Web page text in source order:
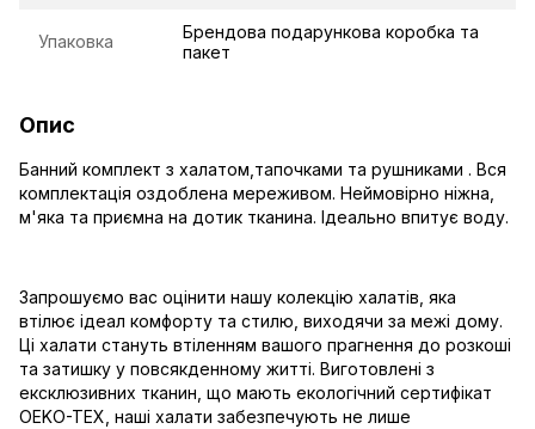
Упаковка
Брендова подарункова коробка та
пакет
Опис
Банний комплект з халатом,тапочками та рушниками . Вся
комплектація оздоблена мереживом. Неймовірно ніжна,
м'яка та приємна на дотик тканина. Ідеально впитує воду.
Запрошуємо вас оцінити нашу колекцію халатів, яка
втілює ідеал комфорту та стилю, виходячи за межі дому.
Ці халати стануть втіленням вашого прагнення до розкоші
та затишку у повсякденному житті. Виготовлені з
ексклюзивних тканин, що мають екологічний сертифікат
OEKO-TEX, наші халати забезпечують не лише